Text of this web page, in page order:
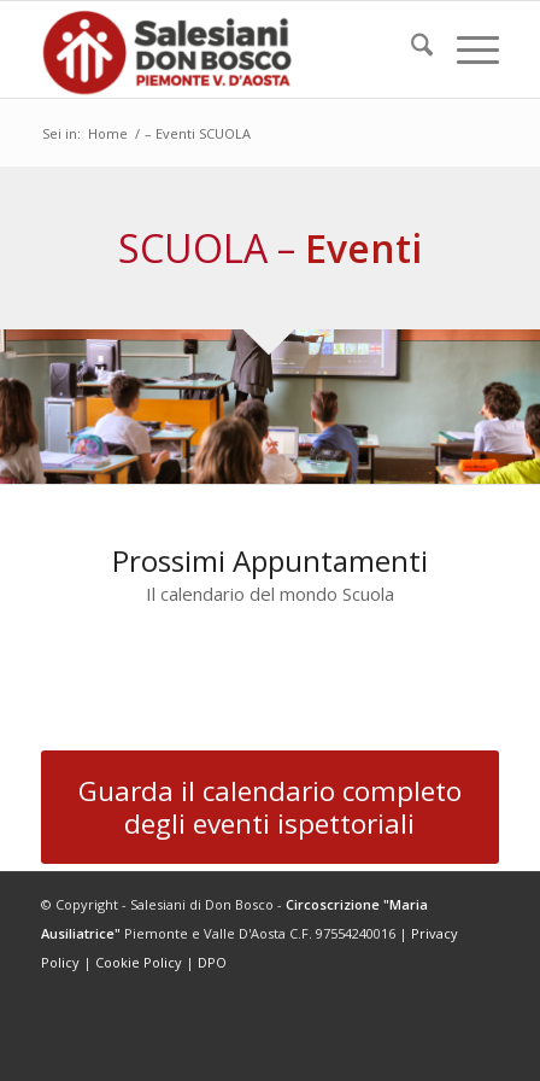
Sei in: Home / – Eventi SCUOLA
SCUOLA – Eventi
Prossimi Appuntamenti
Il calendario del mondo Scuola
Guarda il calendario completo
degli eventi ispettoriali
© Copyright - Salesiani di Don Bosco - Circoscrizione "Maria
Ausiliatrice" Piemonte e Valle D'Aosta C.F. 97554240016 | Privacy
Policy| Cookie Policy| DPO